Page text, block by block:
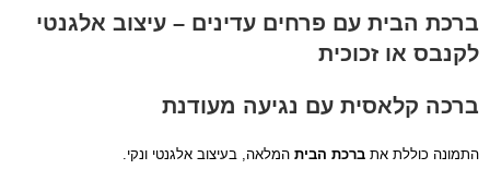
ברכת הבית עם פרחים עדינים – עיצוב אלגנטי
לקנבס או זכוכית
ברכה קלאסית עם נגיעה מעודנת
התמונה כוללת את ברכת הבית המלאה, בעיצוב אלגנטי ונקי.